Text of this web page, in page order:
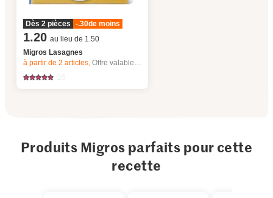
Dès 2 pièces -.30de moins
1.20 au lieu de 1.50
Migros Lasagnes
à partir de 2articles,Offre valable du 6.8 au 12.8.2026, jusqu’à épuisement du stock.
Produits Migros parfaits pour cette
recette